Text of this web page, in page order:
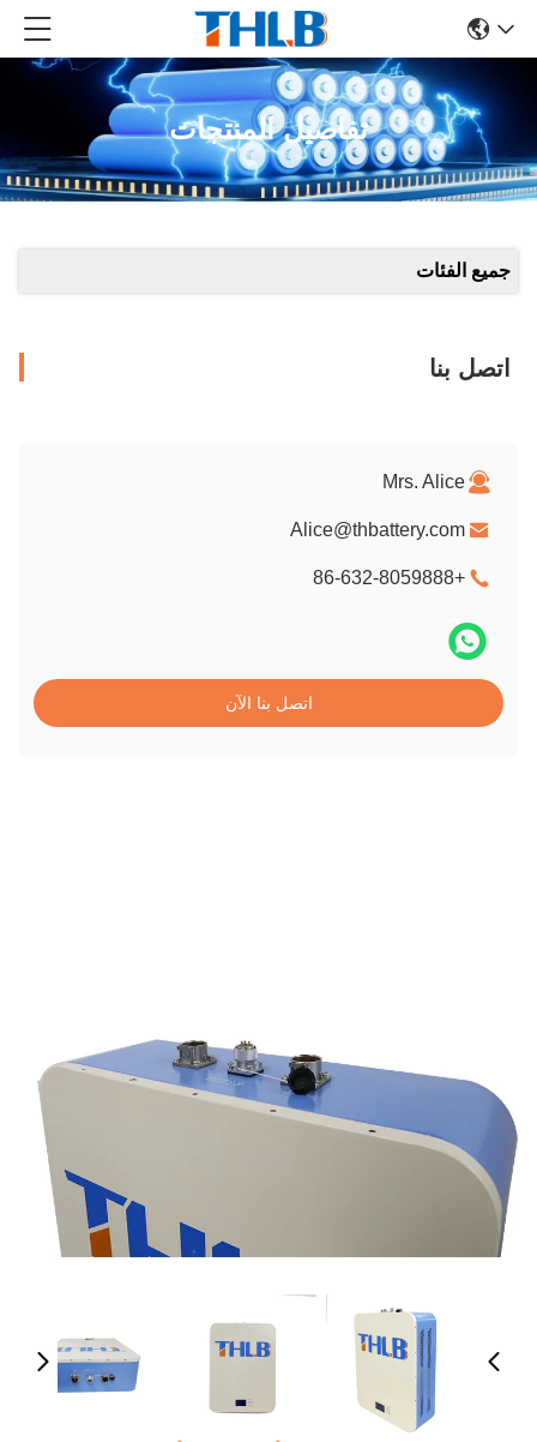
تفاصيل المنتجات
جميع الفئات
اتصل بنا
Mrs. Alice
Alice@thbattery.com
+86-632-8059888
اتصل بنا الآن